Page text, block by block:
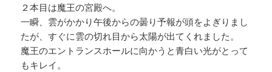
２本目は魔王の宮殿へ。
一瞬、雲がかかり午後からの曇り予報が頭をよぎりまし
たが、すぐに雲の切れ目から太陽が出てくれました。
魔王のエントランスホールに向かうと青白い光がとって
もキレイ。